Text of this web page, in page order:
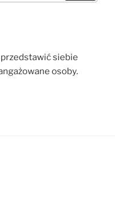
siebie
osoby.